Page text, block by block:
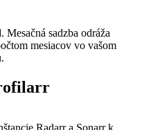
sadzba odráža
mesiacov vo vašom
Radarr a Sonarr k